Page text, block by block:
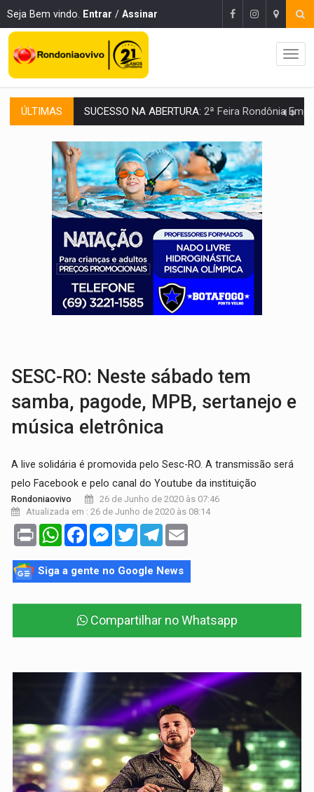
Seja Bem vindo. Entrar / Assinar
ÚLTIMAS REESTRUTURAÇÃO:Secretário da Seinfra de Porto Velho pede
SAÚDE INDÍGENA:Pirahã terão consultas e exames especializados durante
ECONOMIA:Dia dos pais deve movimentar R$ 8,5 bilhões e RO
DIA DOS PAIS:Bailarina da Praça organiza celebração gratuita
Perseguição a embarcação no rio Madeira termina com
MEGA SENA: Prêmio acumula para R$ 165
Publicação Legal:AVISO DE LICITAÇÃO: PREGÃO ELETRÔNICO Nº
PROVA CONTÁBIL:UNNESA apresenta documentos e questiona
SESC-RO: Neste sábado tem
samba, pagode, MPB, sertanejo e
música eletrônica
A live solidária é promovida pelo Sesc-RO. A transmissão será
pelo Facebook e pelo canal do Youtube da instituição
Rondoniaovivo
26 de Junho de 2020 às 07:46
Atualizada em : 26 de Junho de 2020 às 08:14
Print WhatsAppFacebookMessenger
TwitterTelegram
Siga a gente no Google News
Compartilhar no Whatsapp